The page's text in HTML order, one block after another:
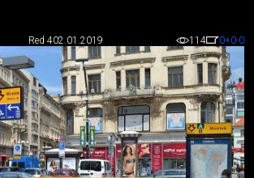
Red 402.01.2019 114 0+0-0